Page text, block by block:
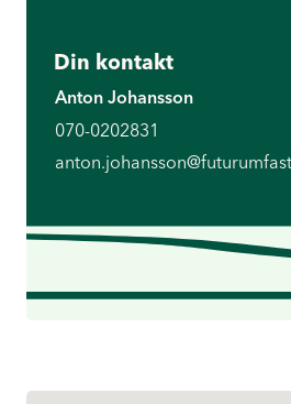
Din kontakt
Anton Johansson
070-0202831